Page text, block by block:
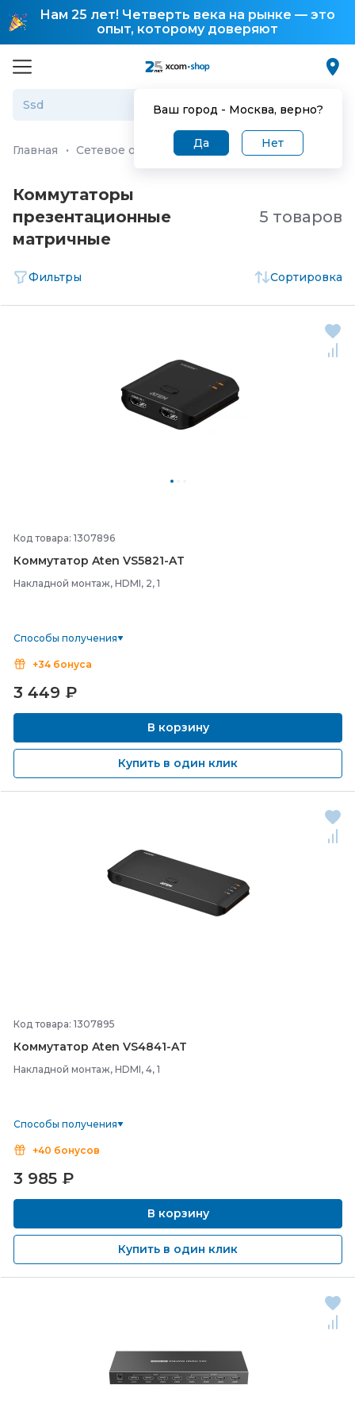
Нам 25 лет! Четверть века на рынке — это
опыт, которому доверяют
Ваш город - Москва, верно?
Да Нет
Главная · Сетевое оборудование KVM оборудование
Коммутаторы
презентационные
матричные
5 товаров
Фильтры Сортировка
Код товара: 1307896
Коммутатор Aten VS5821-AT
Накладной монтаж, HDMI, 2, 1
Способы получения
+34 бонуса
3 449 ₽
В корзину
Купить в один клик
Код товара: 1307895
Коммутатор Aten VS4841-AT
Накладной монтаж, HDMI, 4, 1
Способы получения
+40 бонусов
3 985 ₽
В корзину
Купить в один клик